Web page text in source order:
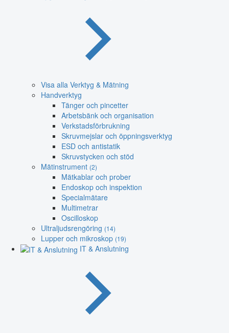
Visa alla Verktyg & Mätning
Handverktyg
Tänger och pincetter
Arbetsbänk och organisation
Verkstadsförbrukning
Skruvmejslar och öppningsverktyg
ESD och antistatik
Skruvstycken och stöd
Mätinstrument (2)
Mätkablar och prober
Endoskop och inspektion
Specialmätare
Multimetrar
Oscilloskop
Ultraljudsrengöring (14)
Lupper och mikroskop (19)
IT & Anslutning